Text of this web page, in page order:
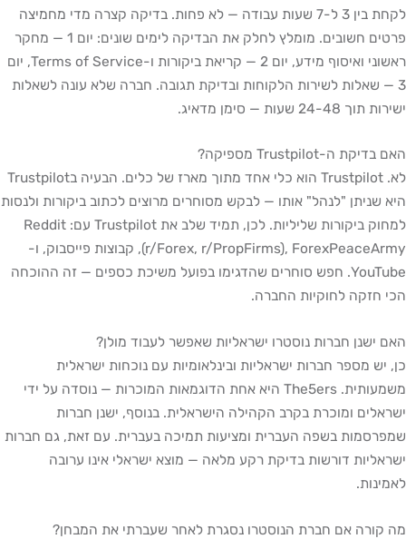
לקחת בין 3 ל-7 שעות עבודה — לא פחות. בדיקה קצרה מדי מחמיצה
פרטים חשובים. מומלץ לחלק את הבדיקה לימים שונים: יום 1 — מחקר
ראשוני ואיסוף מידע, יום 2 — קריאת ביקורות ו-Terms of Service, יום
3 — שאלות לשירות הלקוחות ובדיקת תגובה. חברה שלא עונה לשאלות
ישירות תוך 24-48 שעות — סימן מדאיג.
האם בדיקת ה-Trustpilot מספיקה?
לא. Trustpilot הוא כלי אחד מתוך מארז של כלים. הבעיה בTrustpilot
היא שניתן "לנהל" אותו — לבקש מסוחרים מרוצים לכתוב ביקורות ולנסות
למחוק ביקורות שליליות. לכן, תמיד שלב את Trustpilot עם: Reddit
(r/Forex, r/PropFirms), ForexPeaceArmy, קבוצות פייסבוק, ו-
YouTube. חפש סוחרים שהדגימו בפועל משיכת כספים — זה ההוכחה
הכי חזקה לחוקיות החברה.
האם ישנן חברות נוסטרו ישראליות שאפשר לעבוד מולן?
כן, יש מספר חברות ישראליות ובינלאומיות עם נוכחות ישראלית
משמעותית. The5ers היא אחת הדוגמאות המוכרות — נוסדה על ידי
ישראלים ומוכרת בקרב הקהילה הישראלית. בנוסף, ישנן חברות
שמפרסמות בשפה העברית ומציעות תמיכה בעברית. עם זאת, גם חברות
ישראליות דורשות בדיקת רקע מלאה — מוצא ישראלי אינו ערובה
לאמינות.
מה קורה אם חברת הנוסטרו נסגרת לאחר שעברתי את המבחן?